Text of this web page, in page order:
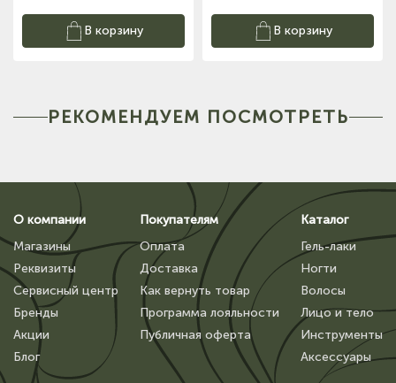
В корзину В корзину
РЕКОМЕНДУЕМ ПОСМОТРЕТЬ
О компании
Магазины
Реквизиты
Сервисный центр
Бренды
Акции
Блог
Покупателям
Оплата
Доставка
Как вернуть товар
Программа лояльности
Публичная оферта
Каталог
Гель-лаки
Ногти
Волосы
Лицо и тело
Инструменты
Аксессуары